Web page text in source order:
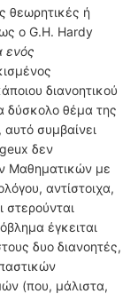
θεωρητικές ή
ο G.H. Hardy
ενός
διανοητικού
δύσκολο θέμα της
συμβαίνει
δεν
Μαθηματικών με
αντίστοιχα,
στερούνται
έγκειται
δυο διανοητές,
(που, μάλιστα,